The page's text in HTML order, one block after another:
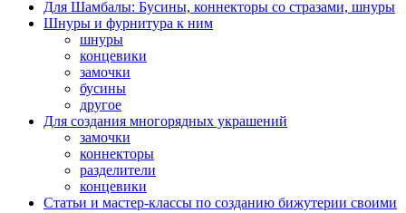
Для Шамбалы: Бусины, коннекторы со стразами, шнуры
Шнуры и фурнитура к ним
шнуры
концевики
замочки
бусины
другое
Для создания многорядных украшений
замочки
коннекторы
разделители
концевики
Статьи и мастер-классы по созданию бижутерии своими